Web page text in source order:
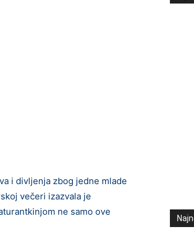
i divljenja zbog jedne mlade
večeri izazvala je
ne samo ove